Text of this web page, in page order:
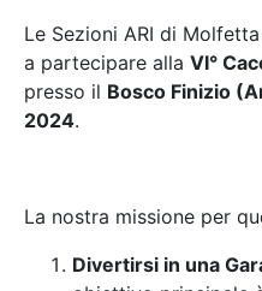
Le Sezioni ARI di
a partecipare alla VI°
presso il Bosco Finizio
2024.
La nostra missione per
Divertirsi in una